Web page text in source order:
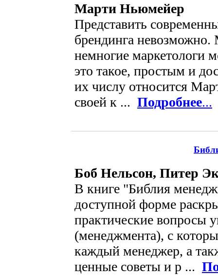
Марти Ньюмейер
Представить
брендинга
немногие маркетологи
это такое, простым и
их числу относится
своей к ... Подробнее...
Боб Нельсон, Питер
В книге "Библия
доступной форме
практические вопросы
(менеджмента), с
каждый менеджер, а
ценные советы и р ...